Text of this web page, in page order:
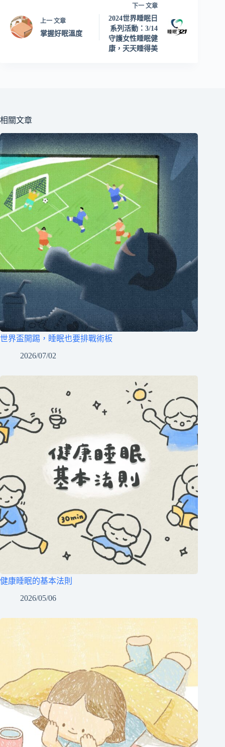
上一 文章
掌握好眠溫度
下一文章
2024世界睡眠日
系列活動：3/14
守護女性睡眠健
康，天天睡得美
相關文章
世界盃開踢，睡眠也要排戰術板
2026/07/02
健康睡眠的基本法則
2026/05/06